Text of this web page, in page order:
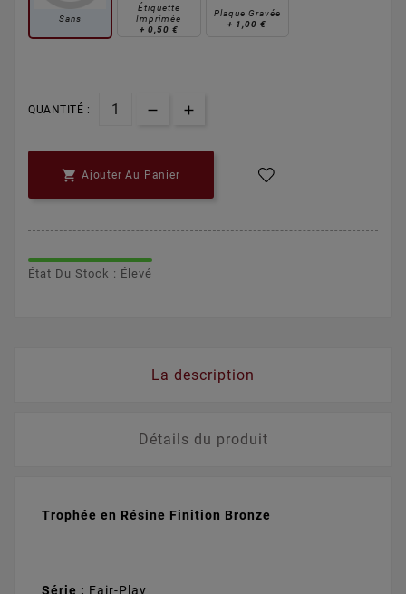
Sans
Étiquette
Imprimée
+ 0,50 €
Plaque Gravée
+ 1,00 €
QUANTITÉ :
 Ajouter Au Panier
État Du Stock : Élevé
La description
Détails du produit
Trophée en Résine Finition Bronze
Série : Fair-Play